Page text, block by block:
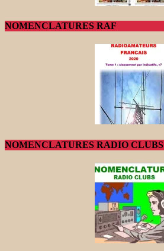
NOMENCLATURES RAF
NOMENCLATURES RADIO CLUBS